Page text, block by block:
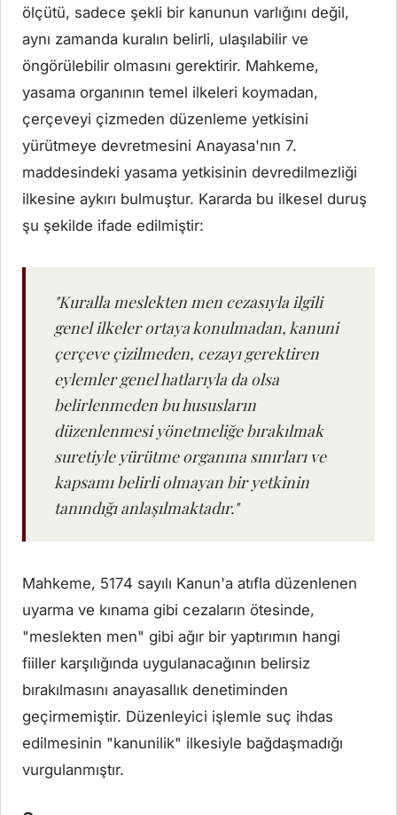
ölçütü, sadece şekli bir kanunun varlığını değil,
aynı zamanda kuralın belirli, ulaşılabilir ve
öngörülebilir olmasını gerektirir. Mahkeme,
yasama organının temel ilkeleri koymadan,
çerçeveyi çizmeden düzenleme yetkisini
yürütmeye devretmesini Anayasa'nın 7.
maddesindeki yasama yetkisinin devredilmezliği
ilkesine aykırı bulmuştur. Kararda bu ilkesel duruş
şu şekilde ifade edilmiştir:
"Kuralla meslekten men cezasıyla ilgili
genel ilkeler ortaya konulmadan, kanuni
çerçeve çizilmeden, cezayı gerektiren
eylemler genel hatlarıyla da olsa
belirlenmeden bu hususların
düzenlenmesi yönetmeliğe bırakılmak
suretiyle yürütme organına sınırları ve
kapsamı belirli olmayan bir yetkinin
tanındığı anlaşılmaktadır."
Mahkeme, 5174 sayılı Kanun'a atıfla düzenlenen
uyarma ve kınama gibi cezaların ötesinde,
"meslekten men" gibi ağır bir yaptırımın hangi
fiiller karşılığında uygulanacağının belirsiz
bırakılmasını anayasallık denetiminden
geçirmemiştir. Düzenleyici işlemle suç ihdas
edilmesinin "kanunilik" ilkesiyle bağdaşmadığı
vurgulanmıştır.